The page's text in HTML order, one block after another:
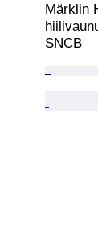
Märklin
SNCB